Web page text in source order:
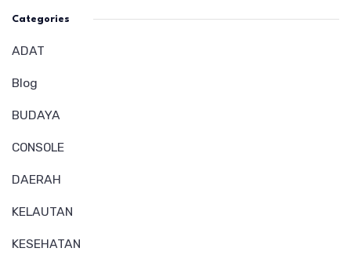
Categories
ADAT
Blog
BUDAYA
CONSOLE
DAERAH
KELAUTAN
KESEHATAN